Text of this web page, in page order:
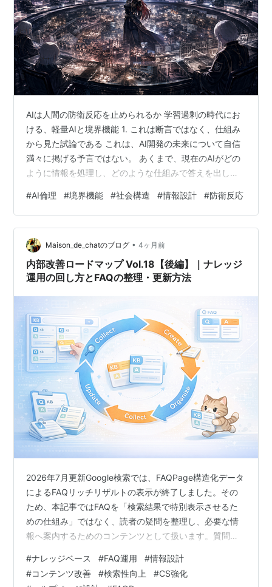
AIは人間の防衛反応を止められるか 学習過剰の時代にお
ける、軽量AIと境界機能 1. これは断言ではなく、仕組み
から見た試論である これは、AI開発の未来について自信
満々に掲げる予言ではない。 あくまで、現在のAIがどの
ように情報を処理し、どのような仕組みで答えを出して
を読み込み、入力に対して重みづけを行い、その場でも
っとも妥当らしい応答を生成する。もちろん、実際の内
部構造はさらに複雑であり、単純な説明だけで尽くせる
ものではない。 ただし、ここで重要なのは、AIの判断の
仕組みが人間とまったく別物だということではない。 む
しろ逆である。 AI…
#AI倫理 #境界機能 #社会構造 #情報設計 #防衛反応
Maison_de_chatのブログ • 4ヶ月前
内部改善ロードマップ Vol.18【後編】｜ナレッジ
運用の回し方とFAQの整理・更新方法
2026年7月更新Google検索では、FAQPage構造化データ
によるFAQリッチリザルトの表示が終了しました。その
ため、本記事ではFAQを「検索結果で特別表示させるた
めの仕組み」ではなく、読者の疑問を整理し、必要な情
報へ案内するためのコンテンツとして扱います。質問の
引き続き活用できます。 ナレッジは「作るより、維持す
るほうが難しい」。前編で“答えの棚（KBカード）”を設
#ナレッジベース #FAQ運用 #情報設計
#コンテンツ改善 #検索性向上 #CS強化